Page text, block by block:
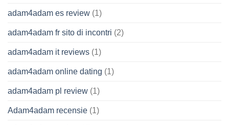
adam4adam es review (1)
adam4adam fr sito di incontri (2)
adam4adam it reviews (1)
adam4adam online dating (1)
adam4adam pl review (1)
Adam4adam recensie (1)